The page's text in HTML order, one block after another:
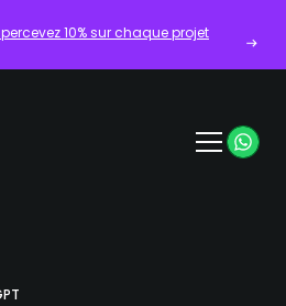
10% sur chaque projet